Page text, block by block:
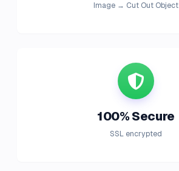
Image → Cut Out Object
100% Secure
SSL encrypted